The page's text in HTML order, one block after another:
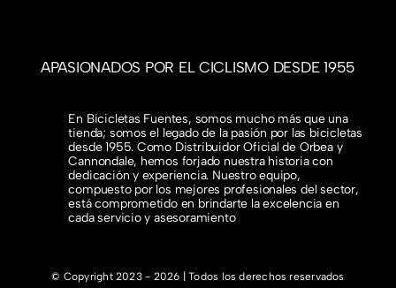
APASIONADOS POR EL CICLISMO DESDE 1955
En Bicicletas Fuentes, somos mucho más que una
tienda; somos el legado de la pasión por las bicicletas
desde 1955. Como Distribuidor Oficial de Orbea y
Cannondale, hemos forjado nuestra historia con
dedicación y experiencia. Nuestro equipo,
compuesto por los mejores profesionales del sector,
está comprometido en brindarte la excelencia en
cada servicio y asesoramiento
© Copyright 2023 - 2026 | Todos los derechos reservados